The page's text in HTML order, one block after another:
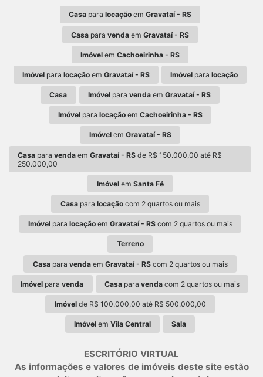
Casa para locação em Gravataí - RS
Casa para venda em Gravataí - RS
Imóvel em Cachoeirinha - RS
Imóvelpara locaçãoem Gravataí - RS Imóvel paralocação
Casa Imóvelpara vendaem Gravataí - RS
Imóvelpara locaçãoem Cachoeirinha - RS
Imóvelem Gravataí - RS
Casa paravenda emGravataí - RS de R$ 150.000,00 até R$
250.000,00
Imóvelem Santa Fé
Casapara locaçãocom 2 quartos ou mais
Imóvelpara locaçãoem Gravataí - RScom 2 quartos ou mais
Terreno
Casapara vendaem Gravataí - RScom 2 quartos ou mais
Imóvel paravenda Casapara vendacom 2 quartos ou mais
Imóvelde R$ 100.000,00 até R$ 500.000,00
Imóvelem Vila Central Sala
ESCRITÓRIO VIRTUAL
As informações e valores de imóveis deste site estão